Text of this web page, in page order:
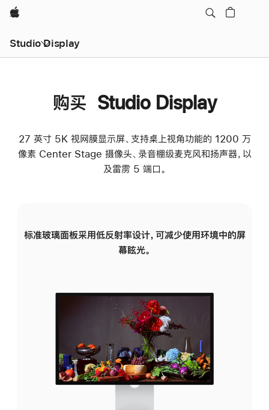
Apple
Studio Display
购买 Studio Display
27 英寸 5K 视网膜显示屏、支持桌上视角功能的 1200 万
像素 Center Stage 摄像头、录音棚级麦克风和扬声器，以
及雷雳 5 端口。
标准玻璃面板采用低反射率设计，可减少使用环境中的屏
幕眩光。